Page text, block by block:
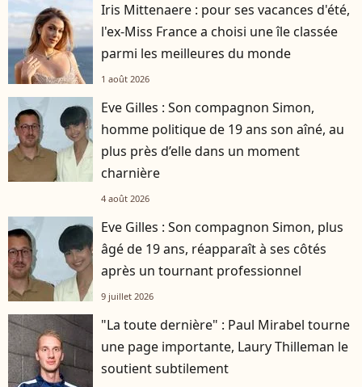
Iris Mittenaere : pour ses vacances d'été,
l'ex-Miss France a choisi une île classée
parmi les meilleures du monde
1 août 2026
Eve Gilles : Son compagnon Simon,
homme politique de 19 ans son aîné, au
plus près d’elle dans un moment
charnière
4 août 2026
Eve Gilles : Son compagnon Simon, plus
âgé de 19 ans, réapparaît à ses côtés
après un tournant professionnel
9 juillet 2026
"La toute dernière" : Paul Mirabel tourne
une page importante, Laury Thilleman le
soutient subtilement